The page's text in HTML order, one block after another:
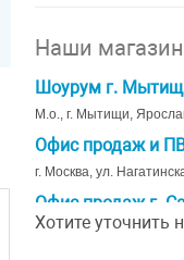
Наши
Шоурум г.
М.о., г. Мытищи,
Офис продаж и
г. Москва, ул.
Офис продаж г.
г. Санкт-Петербург,
Хотите уточнить